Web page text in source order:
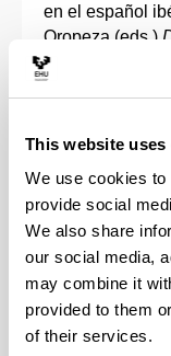
This website uses
We use cookies
provide social
We also share
our social media,
may combine it
provided to them
of their services.
en el español
Oropeza (eds.)
adquisición del
cognitivos,
(2017)
eta
Udako Euskal
636-0
Idiazabal, I.
bilingüe para